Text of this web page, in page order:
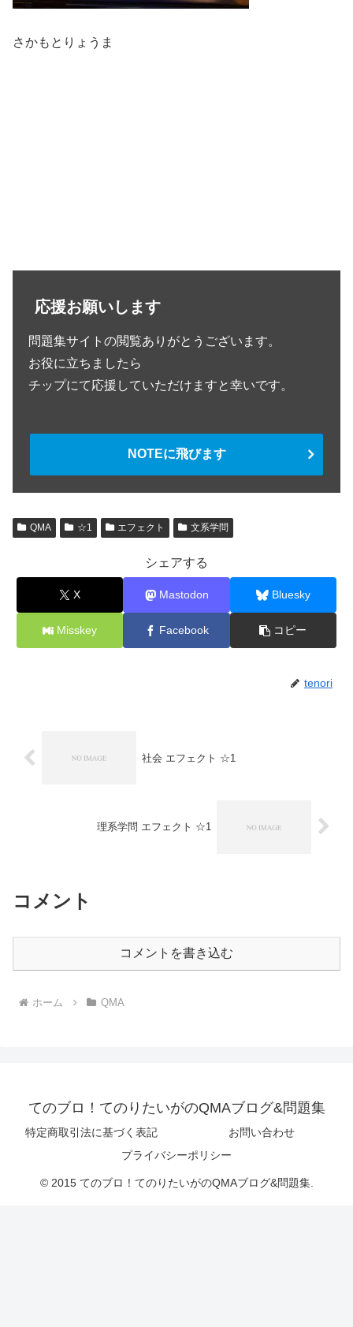
さかもとりょうま
応援お願いします
問題集サイトの閲覧ありがとうございます。
お役に立ちましたら
チップにて応援していただけますと幸いです。
NOTEに飛びます
QMA ☆1 エフェクト 文系学問
シェアする
X Mastodon Bluesky
Misskey Facebook コピー
tenori
社会 エフェクト ☆1
理系学問 エフェクト ☆1
コメント
コメントを書き込む
ホーム QMA
てのブロ！てのりたいがのQMAブログ&問題集
特定商取引法に基づく表記
お問い合わせ
プライバシーポリシー
© 2015 てのブロ！てのりたいがのQMAブログ&問題集.